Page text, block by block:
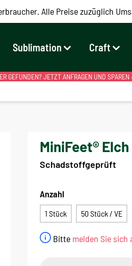
Alle Preise zuzüglich
Sublimation Craft
GEFUNDEN? JETZT ANFRAGEN UND
MiniFeet®
Schadstoffgeprüft
Bitte melden Sie sich
Anzahl
1 Stück 50 Stück / VE